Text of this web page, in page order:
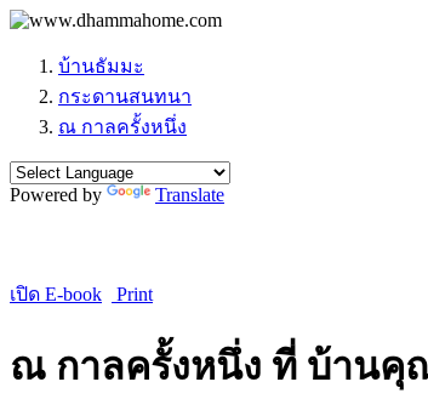
บ้านธัมมะ
กระดานสนทนา
ณ กาลครั้งหนึ่ง
Powered by Translate
เปิด E-book Print
ณ กาลครั้งหนึ่ง ที่ บ้าน